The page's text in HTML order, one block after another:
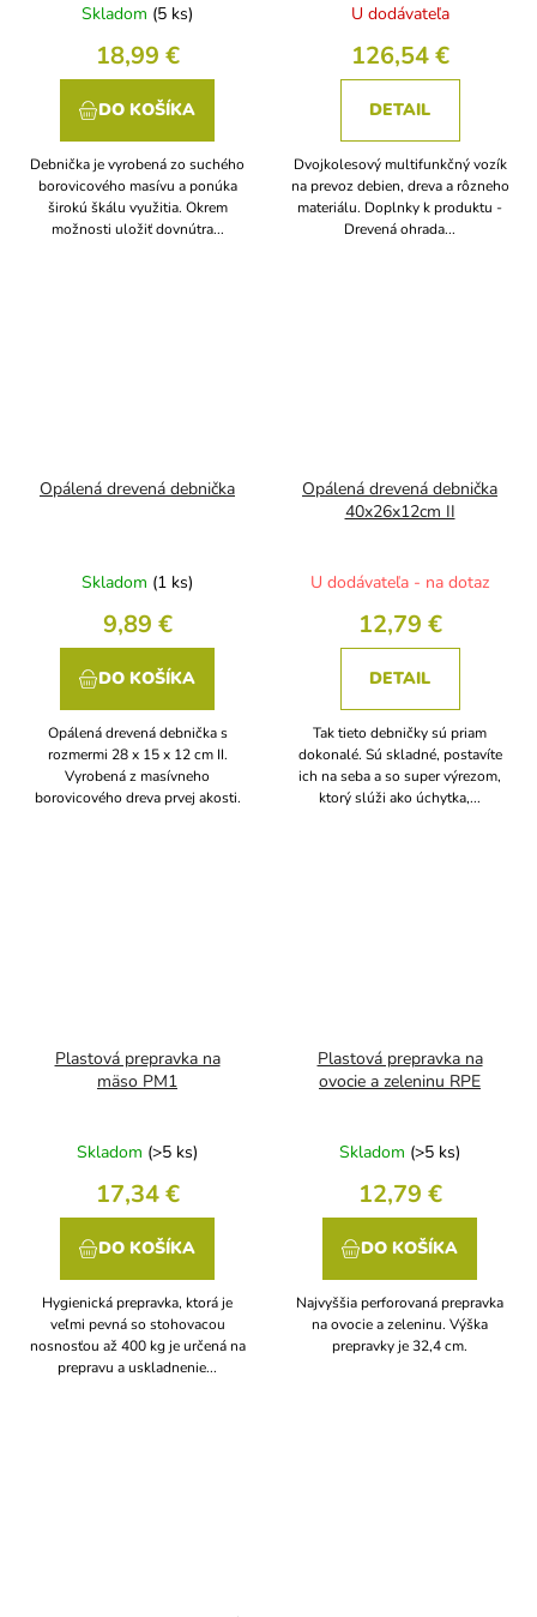
Skladom (5 ks)
18,99 €
DO KOŠÍKA
Debnička je vyrobená zo suchého
borovicového masívu a ponúka
širokú škálu využitia. Okrem
možnosti uložiť dovnútra...
U dodávateľa
126,54 €
DETAIL
Dvojkolesový multifunkčný vozík
na prevoz debien, dreva a rôzneho
materiálu. Doplnky k produktu -
Drevená ohrada...
Opálená drevená debnička
Skladom (1 ks)
9,89 €
DO KOŠÍKA
Opálená drevená debnička s
rozmermi 28 x 15 x 12 cm II.
Vyrobená z masívneho
borovicového dreva prvej akosti.
Opálená drevená debnička
40x26x12cm II
U dodávateľa - na dotaz
12,79 €
DETAIL
Tak tieto debničky sú priam
dokonalé. Sú skladné, postavíte
ich na seba a so super výrezom,
ktorý slúži ako úchytka,...
Plastová prepravka na
mäso PM1
Skladom (>5 ks)
17,34 €
DO KOŠÍKA
Hygienická prepravka, ktorá je
veľmi pevná so stohovacou
nosnosťou až 400 kg je určená na
prepravu a uskladnenie...
Plastová prepravka na
ovocie a zeleninu RPE
Skladom (>5 ks)
12,79 €
DO KOŠÍKA
Najvyššia perforovaná prepravka
na ovocie a zeleninu. Výška
prepravky je 32,4 cm.